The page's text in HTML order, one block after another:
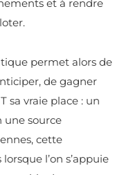
et à rendre
permet alors de
de gagner
sa vraie place : un
une source
cette
l’on s’appuie